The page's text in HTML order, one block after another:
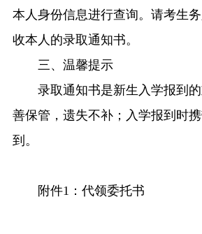
本人身份信息进行查询。请考生
收本人的录取通知书。
三、温馨提示
录取通知书是新生入学报到
善保管 ，遗失不补； 入学报到时
到。
附件1 ：代领委托书